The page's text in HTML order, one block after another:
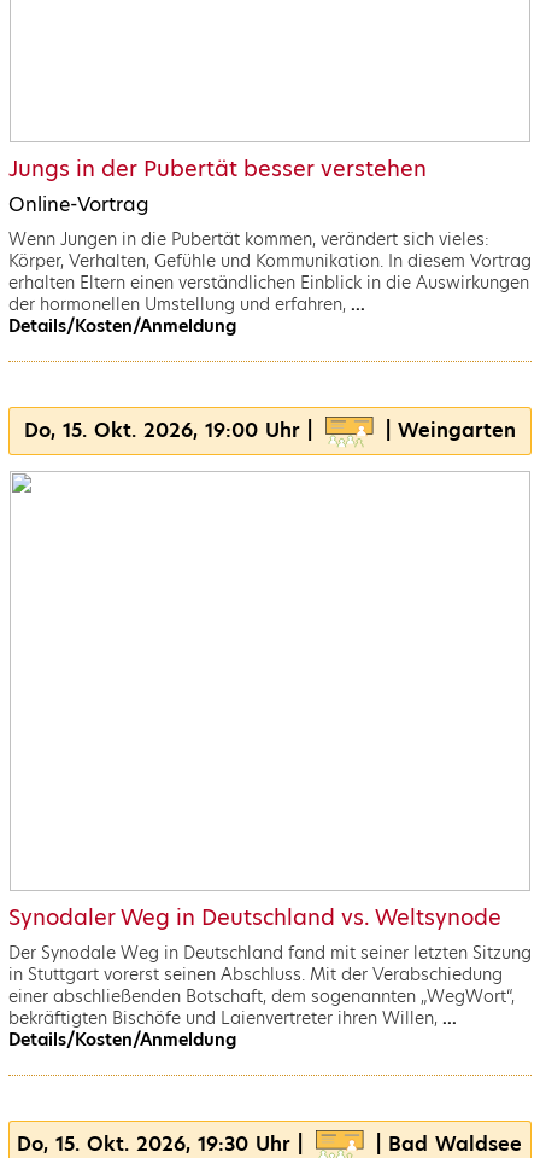
Jungs in der Pubertät besser verstehen
Online-Vortrag
Wenn Jungen in die Pubertät kommen, verändert sich vieles:
Körper, Verhalten, Gefühle und Kommunikation. In diesem Vortrag
erhalten Eltern einen verständlichen Einblick in die Auswirkungen
der hormonellen Umstellung und erfahren,...
Details/Kosten/Anmeldung
Do, 15. Okt. 2026, 19:00 Uhr | | Weingarten
Synodaler Weg in Deutschland vs. Weltsynode
Der Synodale Weg in Deutschland fand mit seiner letzten Sitzung
in Stuttgart vorerst seinen Abschluss. Mit der Verabschiedung
einer abschließenden Botschaft, dem sogenannten „WegWort“,
bekräftigten Bischöfe und Laienvertreter ihren Willen,...
Details/Kosten/Anmeldung
Do, 15. Okt. 2026, 19:30 Uhr | | Bad Waldsee